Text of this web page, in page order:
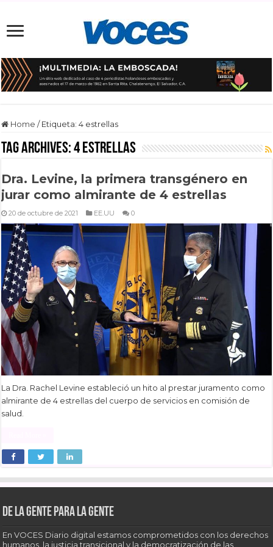
Home / Etiqueta:4 estrellas
Tag Archives:4 estrellas
Dra. Levine, la primera transgénero en
jurar como almirante de 4 estrellas
20 de octubre de 2021 EE.UU 0
La Dra. Rachel Levine estableció un hito al prestar juramento como
almirante de 4 estrellas del cuerpo de servicios en comisión de
salud.
De la gente para la gente
En VOCES Diario digital estamos comprometidos con los derechos
humanos, la justicia transicional y la democratización de las